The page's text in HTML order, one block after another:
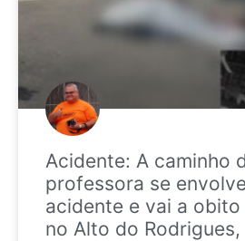
Acidente: A caminho
professora se
acidente e vai a obito
no Alto do Rodrigues,